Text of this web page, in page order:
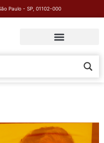
Paulo - SP, 01102-000